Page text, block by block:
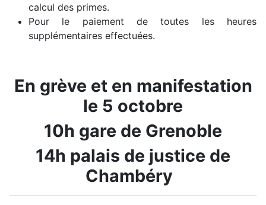
calcul des primes.
Pour le paiement de toutes les heures
supplémentaires effectuées.
En grève et en manifestation
le 5 octobre
10h gare de Grenoble
14h palais de justice de
Chambéry